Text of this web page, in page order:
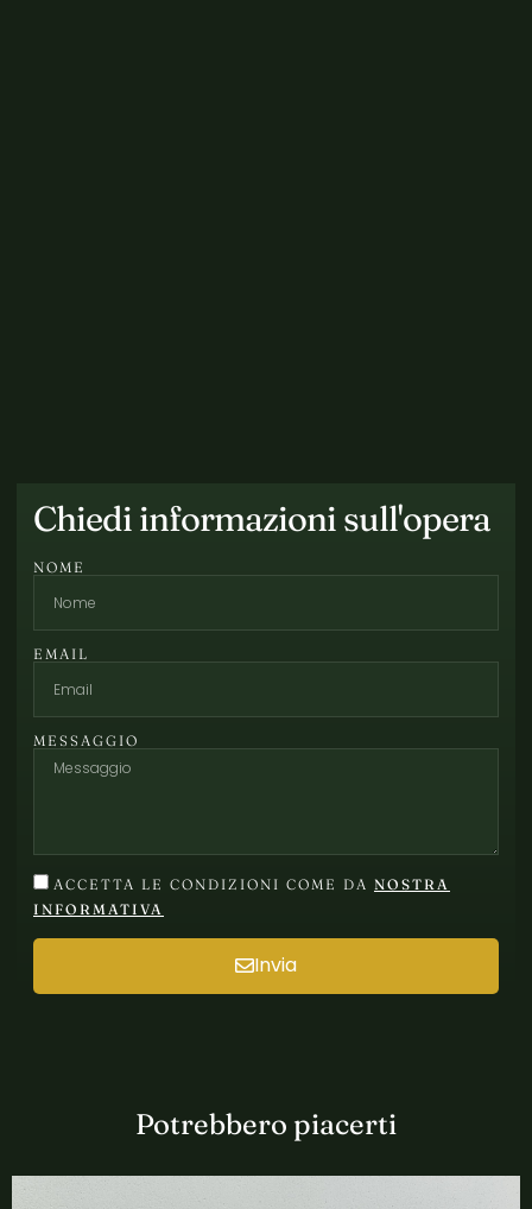
Chiedi informazioni sull'opera
NOME
EMAIL
MESSAGGIO
ACCETTA LE CONDIZIONI COME DA NOSTRA
INFORMATIVA
Invia
Potrebbero piacerti